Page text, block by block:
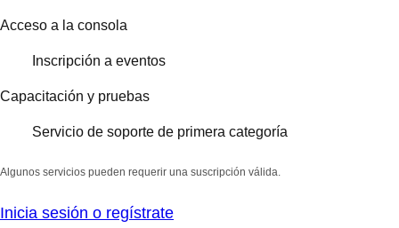
Acceso a la consola
Inscripción a eventos
Capacitación y pruebas
Servicio de soporte de primera categoría
Algunos servicios pueden requerir una suscripción válida.
Inicia sesión o regístrate